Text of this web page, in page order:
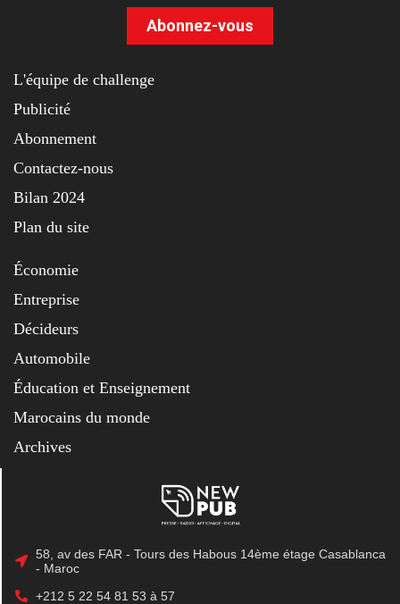
Abonnez-vous
L'équipe de challenge
Publicité
Abonnement
Contactez-nous
Bilan 2024
Plan du site
Économie
Entreprise
Décideurs
Automobile
Éducation et Enseignement
Marocains du monde
Archives
58, av des FAR - Tours des Habous 14ème étage Casablanca
- Maroc
+212 5 22 54 81 53 à 57